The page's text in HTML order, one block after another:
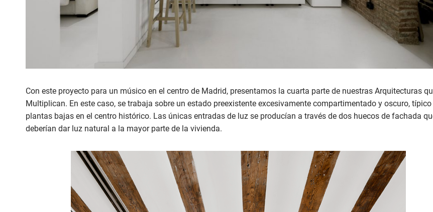
Con este proyecto para un músico en el centro de Madrid, presentamos la cuarta parte de nuestras Arquitecturas
Multiplican. En este caso, se trabaja sobre un estado preexistente excesivamente compartimentado y oscuro, típico
plantas bajas en el centro histórico. Las únicas entradas de luz se producían a través de dos huecos de fachada
deberían dar luz natural a la mayor parte de la vivienda.